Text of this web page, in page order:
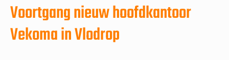
Voortgang nieuw hoofdkantoor
Vekoma in Vlodrop